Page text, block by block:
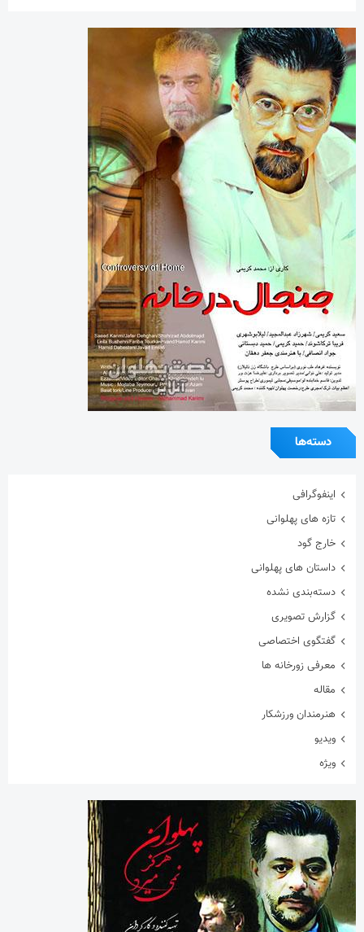
دسته‌ها
اینفوگرافی
تازه های پهلوانی
خارج گود
داستان های پهلوانی
دسته‌بندی نشده
گزارش تصویری
گفتگوی اختصاصی
معرفی زورخانه ها
مقاله
هنرمندان ورزشکار
ویدیو
ویژه